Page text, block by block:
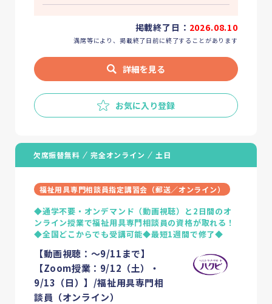
掲載終了日： 2026.08.10
満席等により、掲載終了日前に終了することがあります
詳細を見る
お気に入り登録
欠席振替無料 完全オンライン 土日
福祉用具専門相談員指定講習会（郵送／オンライン）
◆通学不要・オンデマンド（動画視聴）と2日間のオ
ンライン授業で福祉用具専門相談員の資格が取れる！
◆全国どこからでも受講可能◆最短1週間で修了◆
【動画視聴：～9/11まで】
【Zoom授業：9/12（土）・
9/13（日）】/福祉用具専門相
談員（オンライン）